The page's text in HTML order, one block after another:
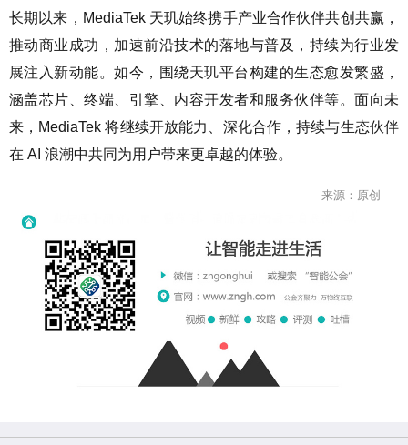
长期以来，MediaTek 天玑始终携手产业合作伙伴共创共赢，
推动商业成功，加速前沿技术的落地与普及，持续为行业发
展注入新动能。如今，围绕天玑平台构建的生态愈发繁盛，
涵盖芯片、终端、引擎、内容开发者和服务伙伴等。面向未
来，MediaTek 将继续开放能力、深化合作，持续与生态伙伴
在 AI 浪潮中共同为用户带来更卓越的体验。
来源：原创